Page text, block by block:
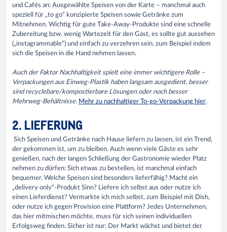
und Cafés an: Ausgewählte Speisen von der Karte – manchmal auch
speziell für „to go“ konzipierte Speisen sowie Getränke zum
Mitnehmen. Wichtig für gute Take-Away-Produkte sind eine schnelle
Zubereitung bzw. wenig Wartezeit für den Gast, es sollte gut aussehen
(„instagrammable“) und einfach zu verzehren sein, zum Beispiel indem
sich die Speisen in die Hand nehmen lassen.
Auch der Faktor Nachhaltigkeit spielt eine immer wichtigere Rolle –
Verpackungen aus Einweg-Plastik haben langsam ausgedient, besser
sind recyclebare/kompostierbare Lösungen oder noch besser
Mehrweg-Behältnisse. Mehr zu nachhaltiger To-go-Verpackung hier.
2. LIEFERUNG
Sich Speisen und Getränke nach Hause liefern zu lassen, ist ein Trend,
der gekommen ist, um zu bleiben. Auch wenn viele Gäste es sehr
genießen, nach der langen Schließung der Gastronomie wieder Platz
nehmen zu dürfen: Sich etwas zu bestellen, ist manchmal einfach
bequemer. Welche Speisen sind besonders lieferfähig? Macht ein
„delivery only“-Produkt Sinn? Liefere ich selbst aus oder nutze ich
einen Lieferdienst? Vermarkte ich mich selbst, zum Beispiel mit Dish,
oder nutze ich gegen Provision eine Plattform? Jedes Unternehmen,
das hier mitmischen möchte, muss für sich seinen individuellen
Erfolgsweg finden. Sicher ist nur: Der Markt wächst und bietet der